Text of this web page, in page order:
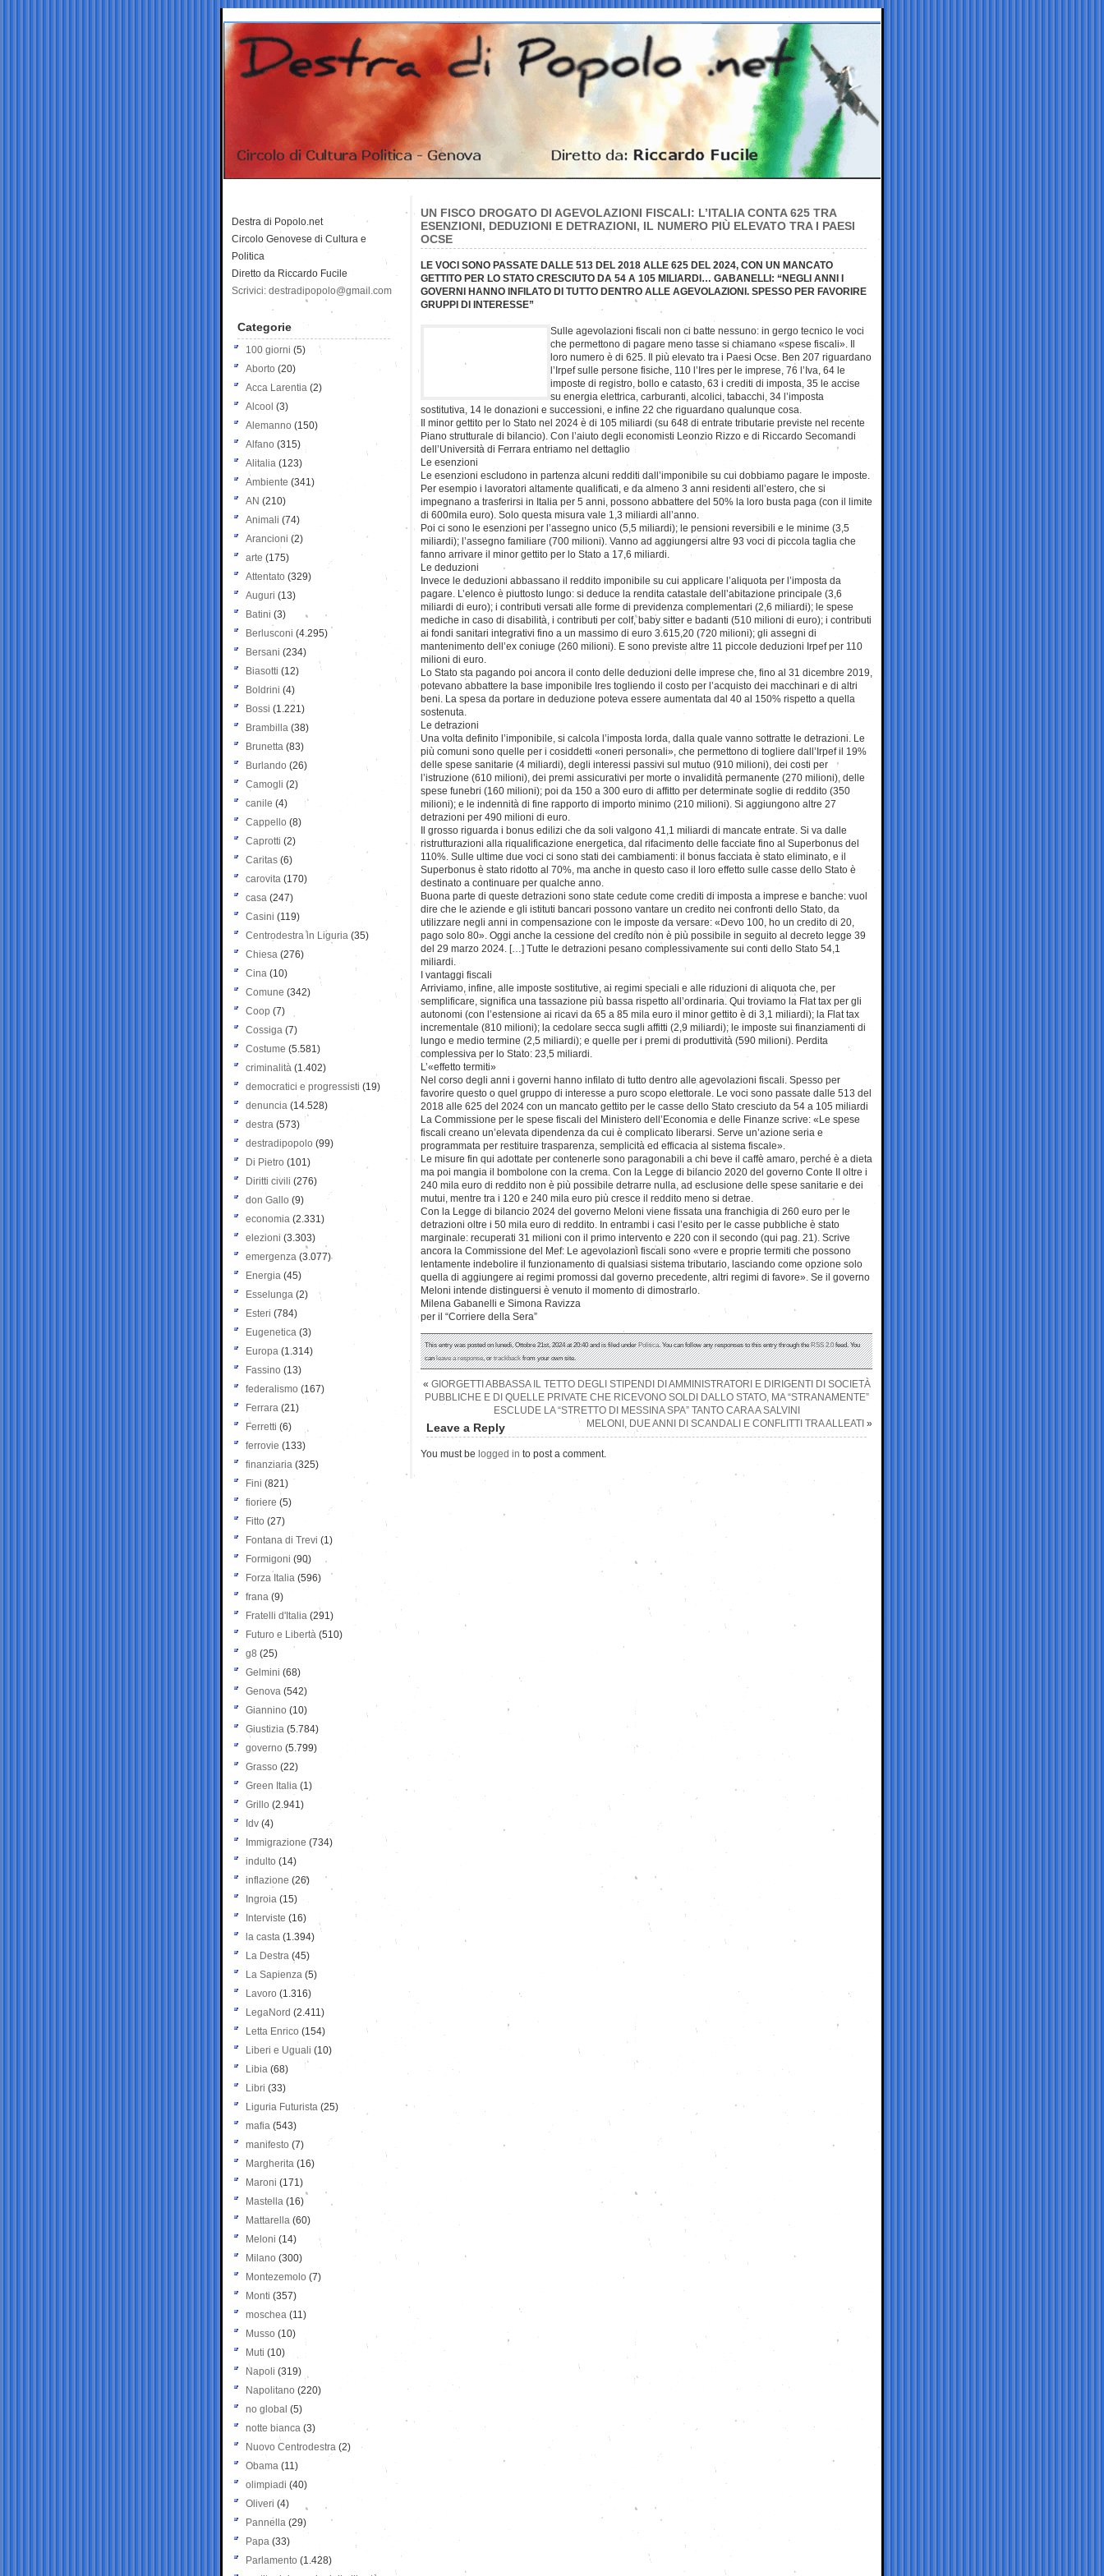
UN FISCO DROGATO DI AGEVOLAZIONI FISCALI: L’ITALIA CONTA 625 TRA
ESENZIONI, DEDUZIONI E DETRAZIONI, IL NUMERO PIÙ ELEVATO TRA I PAESI
OCSE
LE VOCI SONO PASSATE DALLE 513 DEL 2018 ALLE 625 DEL 2024, CON UN MANCATO
GETTITO PER LO STATO CRESCIUTO DA 54 A 105 MILIARDI… GABANELLI: “NEGLI ANNI I
GOVERNI HANNO INFILATO DI TUTTO DENTRO ALLE AGEVOLAZIONI. SPESSO PER FAVORIRE
GRUPPI DI INTERESSE”
Sulle agevolazioni fiscali non ci batte nessuno: in gergo tecnico le voci
che permettono di pagare meno tasse si chiamano «spese fiscali». Il
loro numero è di 625. Il più elevato tra i Paesi Ocse. Ben 207 riguardano
l’Irpef sulle persone fisiche, 110 l’Ires per le imprese, 76 l’Iva, 64 le
imposte di registro, bollo e catasto, 63 i crediti di imposta, 35 le accise
su energia elettrica, carburanti, alcolici, tabacchi, 34 l’imposta
sostitutiva, 14 le donazioni e successioni, e infine 22 che riguardano qualunque cosa.
Il minor gettito per lo Stato nel 2024 è di 105 miliardi (su 648 di entrate tributarie previste nel recente
Piano strutturale di bilancio). Con l’aiuto degli economisti Leonzio Rizzo e di Riccardo Secomandi
dell’Università di Ferrara entriamo nel dettaglio
Le esenzioni
Le esenzioni escludono in partenza alcuni redditi dall’imponibile su cui dobbiamo pagare le imposte.
Per esempio i lavoratori altamente qualificati, e da almeno 3 anni residenti all’estero, che si
impegnano a trasferirsi in Italia per 5 anni, possono abbattere del 50% la loro busta paga (con il limite
di 600mila euro). Solo questa misura vale 1,3 miliardi all’anno.
Poi ci sono le esenzioni per l’assegno unico (5,5 miliardi); le pensioni reversibili e le minime (3,5
miliardi); l’assegno familiare (700 milioni). Vanno ad aggiungersi altre 93 voci di piccola taglia che
fanno arrivare il minor gettito per lo Stato a 17,6 miliardi.
Le deduzioni
Invece le deduzioni abbassano il reddito imponibile su cui applicare l’aliquota per l’imposta da
pagare. L’elenco è piuttosto lungo: si deduce la rendita catastale dell’abitazione principale (3,6
miliardi di euro); i contributi versati alle forme di previdenza complementari (2,6 miliardi); le spese
mediche in caso di disabilità, i contributi per colf, baby sitter e badanti (510 milioni di euro); i contributi
ai fondi sanitari integrativi fino a un massimo di euro 3.615,20 (720 milioni); gli assegni di
mantenimento dell’ex coniuge (260 milioni). E sono previste altre 11 piccole deduzioni Irpef per 110
milioni di euro.
Lo Stato sta pagando poi ancora il conto delle deduzioni delle imprese che, fino al 31 dicembre 2019,
potevano abbattere la base imponibile Ires togliendo il costo per l’acquisto dei macchinari e di altri
beni. La spesa da portare in deduzione poteva essere aumentata dal 40 al 150% rispetto a quella
sostenuta.
Le detrazioni
Una volta definito l’imponibile, si calcola l’imposta lorda, dalla quale vanno sottratte le detrazioni. Le
più comuni sono quelle per i cosiddetti «oneri personali», che permettono di togliere dall’Irpef il 19%
delle spese sanitarie (4 miliardi), degli interessi passivi sul mutuo (910 milioni), dei costi per
l’istruzione (610 milioni), dei premi assicurativi per morte o invalidità permanente (270 milioni), delle
spese funebri (160 milioni); poi da 150 a 300 euro di affitto per determinate soglie di reddito (350
milioni); e le indennità di fine rapporto di importo minimo (210 milioni). Si aggiungono altre 27
detrazioni per 490 milioni di euro.
Il grosso riguarda i bonus edilizi che da soli valgono 41,1 miliardi di mancate entrate. Si va dalle
ristrutturazioni alla riqualificazione energetica, dal rifacimento delle facciate fino al Superbonus del
110%. Sulle ultime due voci ci sono stati dei cambiamenti: il bonus facciata è stato eliminato, e il
Superbonus è stato ridotto al 70%, ma anche in questo caso il loro effetto sulle casse dello Stato è
destinato a continuare per qualche anno.
Buona parte di queste detrazioni sono state cedute come crediti di imposta a imprese e banche: vuol
dire che le aziende e gli istituti bancari possono vantare un credito nei confronti dello Stato, da
utilizzare negli anni in compensazione con le imposte da versare: «Devo 100, ho un credito di 20,
pago solo 80». Oggi anche la cessione del credito non è più possibile in seguito al decreto legge 39
del 29 marzo 2024. […] Tutte le detrazioni pesano complessivamente sui conti dello Stato 54,1
miliardi.
I vantaggi fiscali
Arriviamo, infine, alle imposte sostitutive, ai regimi speciali e alle riduzioni di aliquota che, per
semplificare, significa una tassazione più bassa rispetto all’ordinaria. Qui troviamo la Flat tax per gli
autonomi (con l’estensione ai ricavi da 65 a 85 mila euro il minor gettito è di 3,1 miliardi); la Flat tax
incrementale (810 milioni); la cedolare secca sugli affitti (2,9 miliardi); le imposte sui finanziamenti di
lungo e medio termine (2,5 miliardi); e quelle per i premi di produttività (590 milioni). Perdita
complessiva per lo Stato: 23,5 miliardi.
L’«effetto termiti»
Nel corso degli anni i governi hanno infilato di tutto dentro alle agevolazioni fiscali. Spesso per
favorire questo o quel gruppo di interesse a puro scopo elettorale. Le voci sono passate dalle 513 del
2018 alle 625 del 2024 con un mancato gettito per le casse dello Stato cresciuto da 54 a 105 miliardi
La Commissione per le spese fiscali del Ministero dell’Economia e delle Finanze scrive: «Le spese
fiscali creano un’elevata dipendenza da cui è complicato liberarsi. Serve un’azione seria e
programmata per restituire trasparenza, semplicità ed efficacia al sistema fiscale».
Le misure fin qui adottate per contenerle sono paragonabili a chi beve il caffè amaro, perché è a dieta
ma poi mangia il bombolone con la crema. Con la Legge di bilancio 2020 del governo Conte II oltre i
240 mila euro di reddito non è più possibile detrarre nulla, ad esclusione delle spese sanitarie e dei
mutui, mentre tra i 120 e 240 mila euro più cresce il reddito meno si detrae.
Con la Legge di bilancio 2024 del governo Meloni viene fissata una franchigia di 260 euro per le
detrazioni oltre i 50 mila euro di reddito. In entrambi i casi l’esito per le casse pubbliche è stato
marginale: recuperati 31 milioni con il primo intervento e 220 con il secondo (qui pag. 21). Scrive
ancora la Commissione del Mef: Le agevolazioni fiscali sono «vere e proprie termiti che possono
lentamente indebolire il funzionamento di qualsiasi sistema tributario, lasciando come opzione solo
quella di aggiungere ai regimi promossi dal governo precedente, altri regimi di favore». Se il governo
Meloni intende distinguersi è venuto il momento di dimostrarlo.
Milena Gabanelli e Simona Ravizza
per il “Corriere della Sera”
This entry was posted on lunedì, Ottobre 21st, 2024 at 20:40 and is filed underPolitica. You can follow any responses to this entry through theRSS 2.0feed. You
canleave a response, ortrackbackfrom your own site.
« GIORGETTI ABBASSA IL TETTO DEGLI STIPENDI DI AMMINISTRATORI E DIRIGENTI DI SOCIETÀ
PUBBLICHE E DI QUELLE PRIVATE CHE RICEVONO SOLDI DALLO STATO, MA “STRANAMENTE”
ESCLUDE LA “STRETTO DI MESSINA SPA” TANTO CARA A SALVINI
MELONI, DUE ANNI DI SCANDALI E CONFLITTI TRA ALLEATI »
Leave a Reply
You must be logged in to post a comment.
Destra di Popolo.net
Circolo Genovese di Cultura e
Politica
Diretto da Riccardo Fucile
Scrivici: destradipopolo@gmail.com
Categorie
100 giorni (5)
Aborto (20)
Acca Larentia (2)
Alcool (3)
Alemanno (150)
Alfano (315)
Alitalia (123)
Ambiente (341)
AN (210)
Animali (74)
Arancioni (2)
arte (175)
Attentato (329)
Auguri (13)
Batini (3)
Berlusconi (4.295)
Bersani (234)
Biasotti (12)
Boldrini (4)
Bossi (1.221)
Brambilla (38)
Brunetta (83)
Burlando (26)
Camogli (2)
canile (4)
Cappello (8)
Caprotti (2)
Caritas (6)
carovita (170)
casa (247)
Casini (119)
Centrodestra in Liguria (35)
Chiesa (276)
Cina (10)
Comune (342)
Coop (7)
Cossiga (7)
Costume (5.581)
criminalità (1.402)
democratici e progressisti (19)
denuncia (14.528)
destra (573)
destradipopolo (99)
Di Pietro (101)
Diritti civili (276)
don Gallo (9)
economia (2.331)
elezioni (3.303)
emergenza (3.077)
Energia (45)
Esselunga (2)
Esteri (784)
Eugenetica (3)
Europa (1.314)
Fassino (13)
federalismo (167)
Ferrara (21)
Ferretti (6)
ferrovie (133)
finanziaria (325)
Fini (821)
fioriere (5)
Fitto (27)
Fontana di Trevi (1)
Formigoni (90)
Forza Italia (596)
frana (9)
Fratelli d'Italia (291)
Futuro e Libertà (510)
g8 (25)
Gelmini (68)
Genova (542)
Giannino (10)
Giustizia (5.784)
governo (5.799)
Grasso (22)
Green Italia (1)
Grillo (2.941)
Idv (4)
Immigrazione (734)
indulto (14)
inflazione (26)
Ingroia (15)
Interviste (16)
la casta (1.394)
La Destra (45)
La Sapienza (5)
Lavoro (1.316)
LegaNord (2.411)
Letta Enrico (154)
Liberi e Uguali (10)
Libia (68)
Libri (33)
Liguria Futurista (25)
mafia (543)
manifesto (7)
Margherita (16)
Maroni (171)
Mastella (16)
Mattarella (60)
Meloni (14)
Milano (300)
Montezemolo (7)
Monti (357)
moschea (11)
Musso (10)
Muti (10)
Napoli (319)
Napolitano (220)
no global (5)
notte bianca (3)
Nuovo Centrodestra (2)
Obama (11)
olimpiadi (40)
Oliveri (4)
Pannella (29)
Papa (33)
Parlamento (1.428)